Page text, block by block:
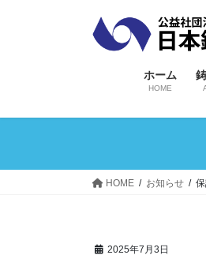
ス
ン
ホーム
HOME
HOME お知らせ
2025年7月3日